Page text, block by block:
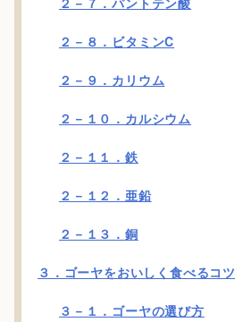
２－８．ビタミンC
２－９．カリウム
２－１０．カルシウム
２－１１．鉄
２－１２．亜鉛
２－１３．銅
３．ゴーヤをおいしく食べるコツ
３－１．ゴーヤの選び方